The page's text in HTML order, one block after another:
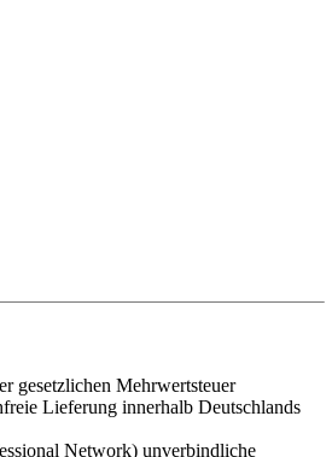
gesetzlichen Mehrwertsteuer
Lieferung innerhalb Deutschlands
Network) unverbindliche